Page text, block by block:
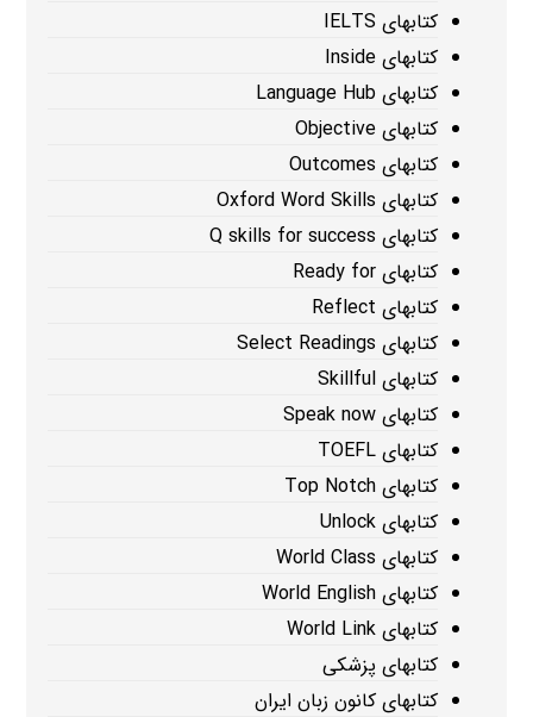
کتابهای IELTS
کتابهای Inside
کتابهای Language Hub
کتابهای Objective
کتابهای Outcomes
کتابهای Oxford Word Skills
کتابهای Q skills for success
کتابهای Ready for
کتابهای Reflect
کتابهای Select Readings
کتابهای Skillful
کتابهای Speak now
کتابهای TOEFL
کتابهای Top Notch
کتابهای Unlock
کتابهای World Class
کتابهای World English
کتابهای World Link
کتابهای پزشکی
کتابهای کانون زبان ایران